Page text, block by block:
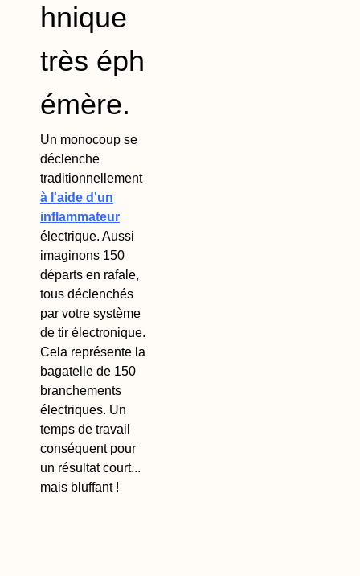
hnique
très éph
émère.
Un monocoup se
déclenche
traditionnellement
à l'aide d'un
inflammateur
électrique. Aussi
imaginons 150
départs en rafale,
tous déclenchés
par votre système
de tir électronique.
Cela représente la
bagatelle de 150
branchements
électriques. Un
temps de travail
conséquent pour
un résultat court...
mais bluffant !